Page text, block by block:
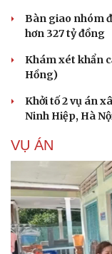
Bàn giao nhóm
hơn 327 tỷ đồng
Khám xét khẩn
Hồng)
Khởi tố 2 vụ án
Ninh Hiệp, Hà
VỤ ÁN